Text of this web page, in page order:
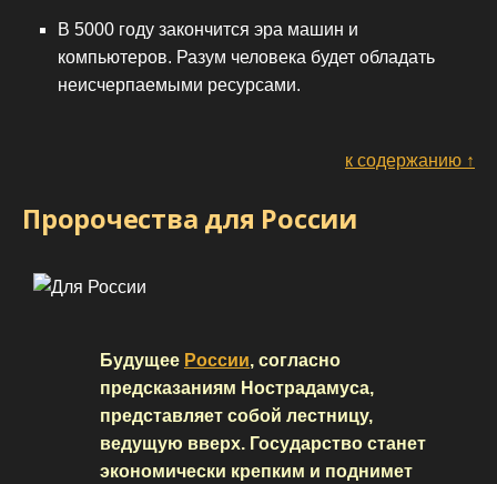
В 5000 году закончится эра машин и
компьютеров. Разум человека будет обладать
неисчерпаемыми ресурсами.
к содержанию ↑
Пророчества для России
Будущее России, согласно
предсказаниям Нострадамуса,
представляет собой лестницу,
ведущую вверх. Государство станет
экономически крепким и поднимет